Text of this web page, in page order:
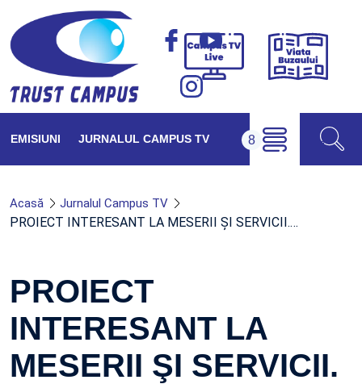
Campus
Viața
EMISIUNI JURNALUL CAMPUS TV
Acasă Jurnalul Campus TV
PROIECT INTERESANT LA MESERII ŞI SERVICII.…
PROIECT
INTERESANT LA
MESERII ŞI SERVICII.